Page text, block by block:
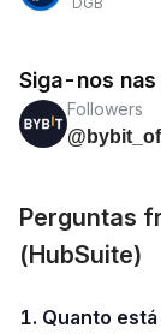
Siga-nos
Followers
Perguntas
(HubSuite)
1. Quanto